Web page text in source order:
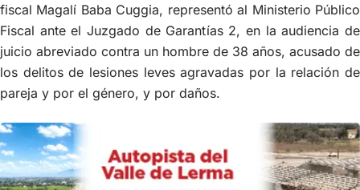
fiscal Magalí Baba Cuggia, representó al Ministerio Público
Fiscal ante el Juzgado de Garantías 2, en la audiencia de
juicio abreviado contra un hombre de 38 años, acusado de
los delitos de lesiones leves agravadas por la relación de
pareja y por el género, y por daños.